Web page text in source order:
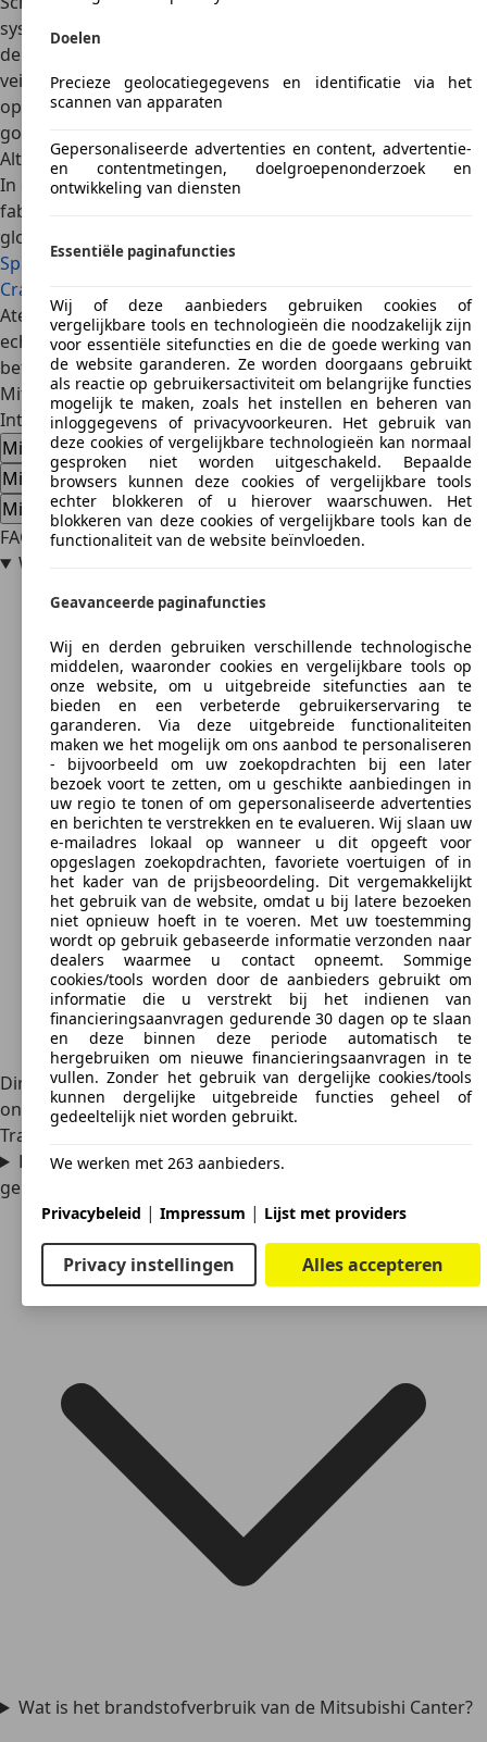
systeem is ook standaard voor versies vanaf 3,5 ton. Aan
de achterkant is de onderrijbeveiliging versterkt. Andere
veiligheidsvoorzieningen zijn ESP, lane departure warning,
optionele bochtenhulp, bestuurdersairbag en
gordelverklikkers.
Alternatieven
In de lichte vrachtwagenklasse strijden een aantal
fabrikanten om de suprematie. De Hyundai Mighty is een
gloednieuwe aanwinst. Andere voertuigen zijn
Sprinter(tot vijf ton),Iveco Daily
Crafter
Atego, MAN TGL en Iveco Eurocargo.Deze voertuigen zijn
echter ook vrij duur. Als u op zoek bent naar een
betrouwbare bedrijfswagen voor een budget, dan is de
Mitsubishi Canter precies wat u zoekt.
Interesse in een Mitsubishi Canter
Mitsubishi Canter occasions
Mitsubishi Canter nieuwe auto's
Mitsubishi Canter dealeraanbiedingen
FAQ
Welke modellen concurreren met de Mitsubishi Canter?
Directe concurrenten onder de lichte vrachtwagens zijn
onder meer de Hyundai Mighty, Iveco Daily, DAF LF en Ford
Transit.
Hoeveel kost een tweedehands Mitsubishi Canter
gemiddeld?
Wat is het brandstofverbruik van de Mitsubishi Canter?
Doelen
Precieze geolocatiegegevens en identificatie via het
scannen van apparaten
Gepersonaliseerde advertenties en content, advertentie-
en contentmetingen, doelgroepenonderzoek en
ontwikkeling van diensten
Essentiële paginafuncties
Wij of deze aanbieders gebruiken cookies of
vergelijkbare tools en technologieën die noodzakelijk zijn
voor essentiële sitefuncties en die de goede werking van
de website garanderen. Ze worden doorgaans gebruikt
als reactie op gebruikersactiviteit om belangrijke functies
mogelijk te maken, zoals het instellen en beheren van
inloggegevens of privacyvoorkeuren. Het gebruik van
deze cookies of vergelijkbare technologieën kan normaal
gesproken niet worden uitgeschakeld. Bepaalde
browsers kunnen deze cookies of vergelijkbare tools
echter blokkeren of u hierover waarschuwen. Het
blokkeren van deze cookies of vergelijkbare tools kan de
functionaliteit van de website beïnvloeden.
Geavanceerde paginafuncties
Wij en derden gebruiken verschillende technologische
middelen, waaronder cookies en vergelijkbare tools op
onze website, om u uitgebreide sitefuncties aan te
bieden en een verbeterde gebruikerservaring te
garanderen. Via deze uitgebreide functionaliteiten
maken we het mogelijk om ons aanbod te personaliseren
- bijvoorbeeld om uw zoekopdrachten bij een later
bezoek voort te zetten, om u geschikte aanbiedingen in
uw regio te tonen of om gepersonaliseerde advertenties
en berichten te verstrekken en te evalueren. Wij slaan uw
e-mailadres lokaal op wanneer u dit opgeeft voor
opgeslagen zoekopdrachten, favoriete voertuigen of in
het kader van de prijsbeoordeling. Dit vergemakkelijkt
het gebruik van de website, omdat u bij latere bezoeken
niet opnieuw hoeft in te voeren. Met uw toestemming
wordt op gebruik gebaseerde informatie verzonden naar
dealers waarmee u contact opneemt. Sommige
cookies/tools worden door de aanbieders gebruikt om
informatie die u verstrekt bij het indienen van
financieringsaanvragen gedurende 30 dagen op te slaan
en deze binnen deze periode automatisch te
hergebruiken om nieuwe financieringsaanvragen in te
vullen. Zonder het gebruik van dergelijke cookies/tools
kunnen dergelijke uitgebreide functies geheel of
gedeeltelijk niet worden gebruikt.
We werken met 263 aanbieders.
Privacybeleid | Impressum | Lijst met providers
Privacy instellingen Alles accepteren